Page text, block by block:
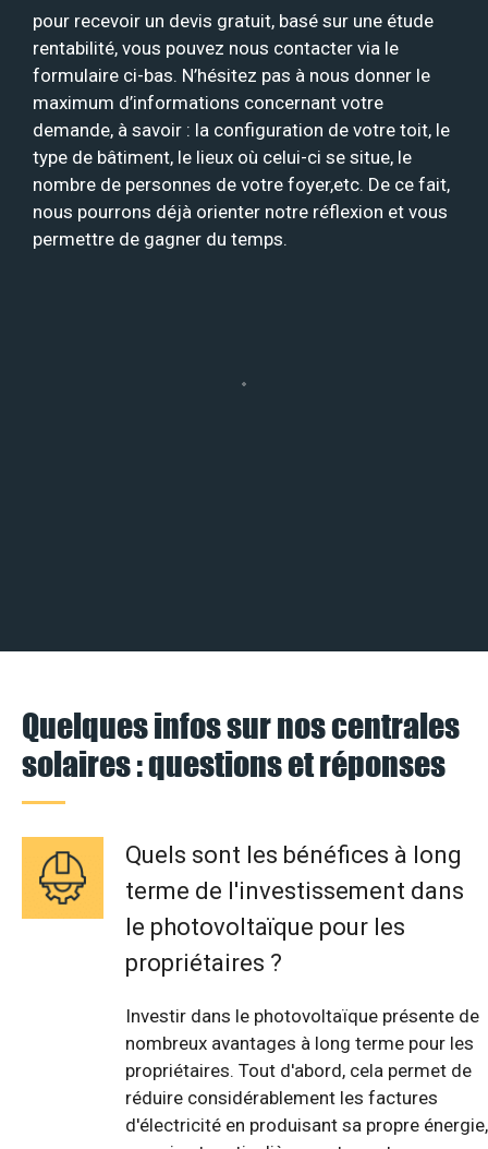
pour recevoir un devis gratuit, basé sur une étude
rentabilité, vous pouvez nous contacter via le
formulaire ci-bas. N’hésitez pas à nous donner le
maximum d’informations concernant votre
demande, à savoir : la configuration de votre toit, le
type de bâtiment, le lieux où celui-ci se situe, le
nombre de personnes de votre foyer,etc. De ce fait,
nous pourrons déjà orienter notre réflexion et vous
permettre de gagner du temps.
Quelques infos sur nos centrales
solaires : questions et réponses
Quels sont les bénéfices à long
terme de l'investissement dans
le photovoltaïque pour les
propriétaires ?
Investir dans le photovoltaïque présente de
nombreux avantages à long terme pour les
propriétaires. Tout d'abord, cela permet de
réduire considérablement les factures
d'électricité en produisant sa propre énergie,